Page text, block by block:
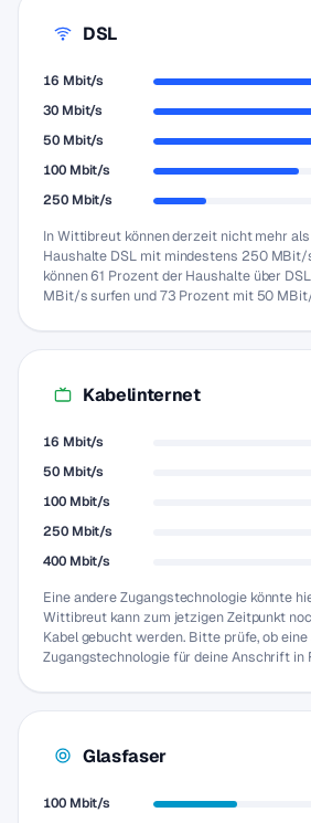
DSL
16 Mbit/s
30 Mbit/s
50 Mbit/s
100 Mbit/s
250 Mbit/s
In Wittibreut können derzeit nicht mehr
Haushalte DSL mit mindestens 250
können 61 Prozent der Haushalte über
MBit/s surfen und 73 Prozent mit 50
Kabelinternet
16 Mbit/s
50 Mbit/s
100 Mbit/s
250 Mbit/s
400 Mbit/s
Eine andere Zugangstechnologie könnte
Wittibreut kann zum jetzigen Zeitpunkt
Kabel gebucht werden. Bitte prüfe, ob eine
Zugangstechnologie für deine Anschrift in
Glasfaser
100 Mbit/s